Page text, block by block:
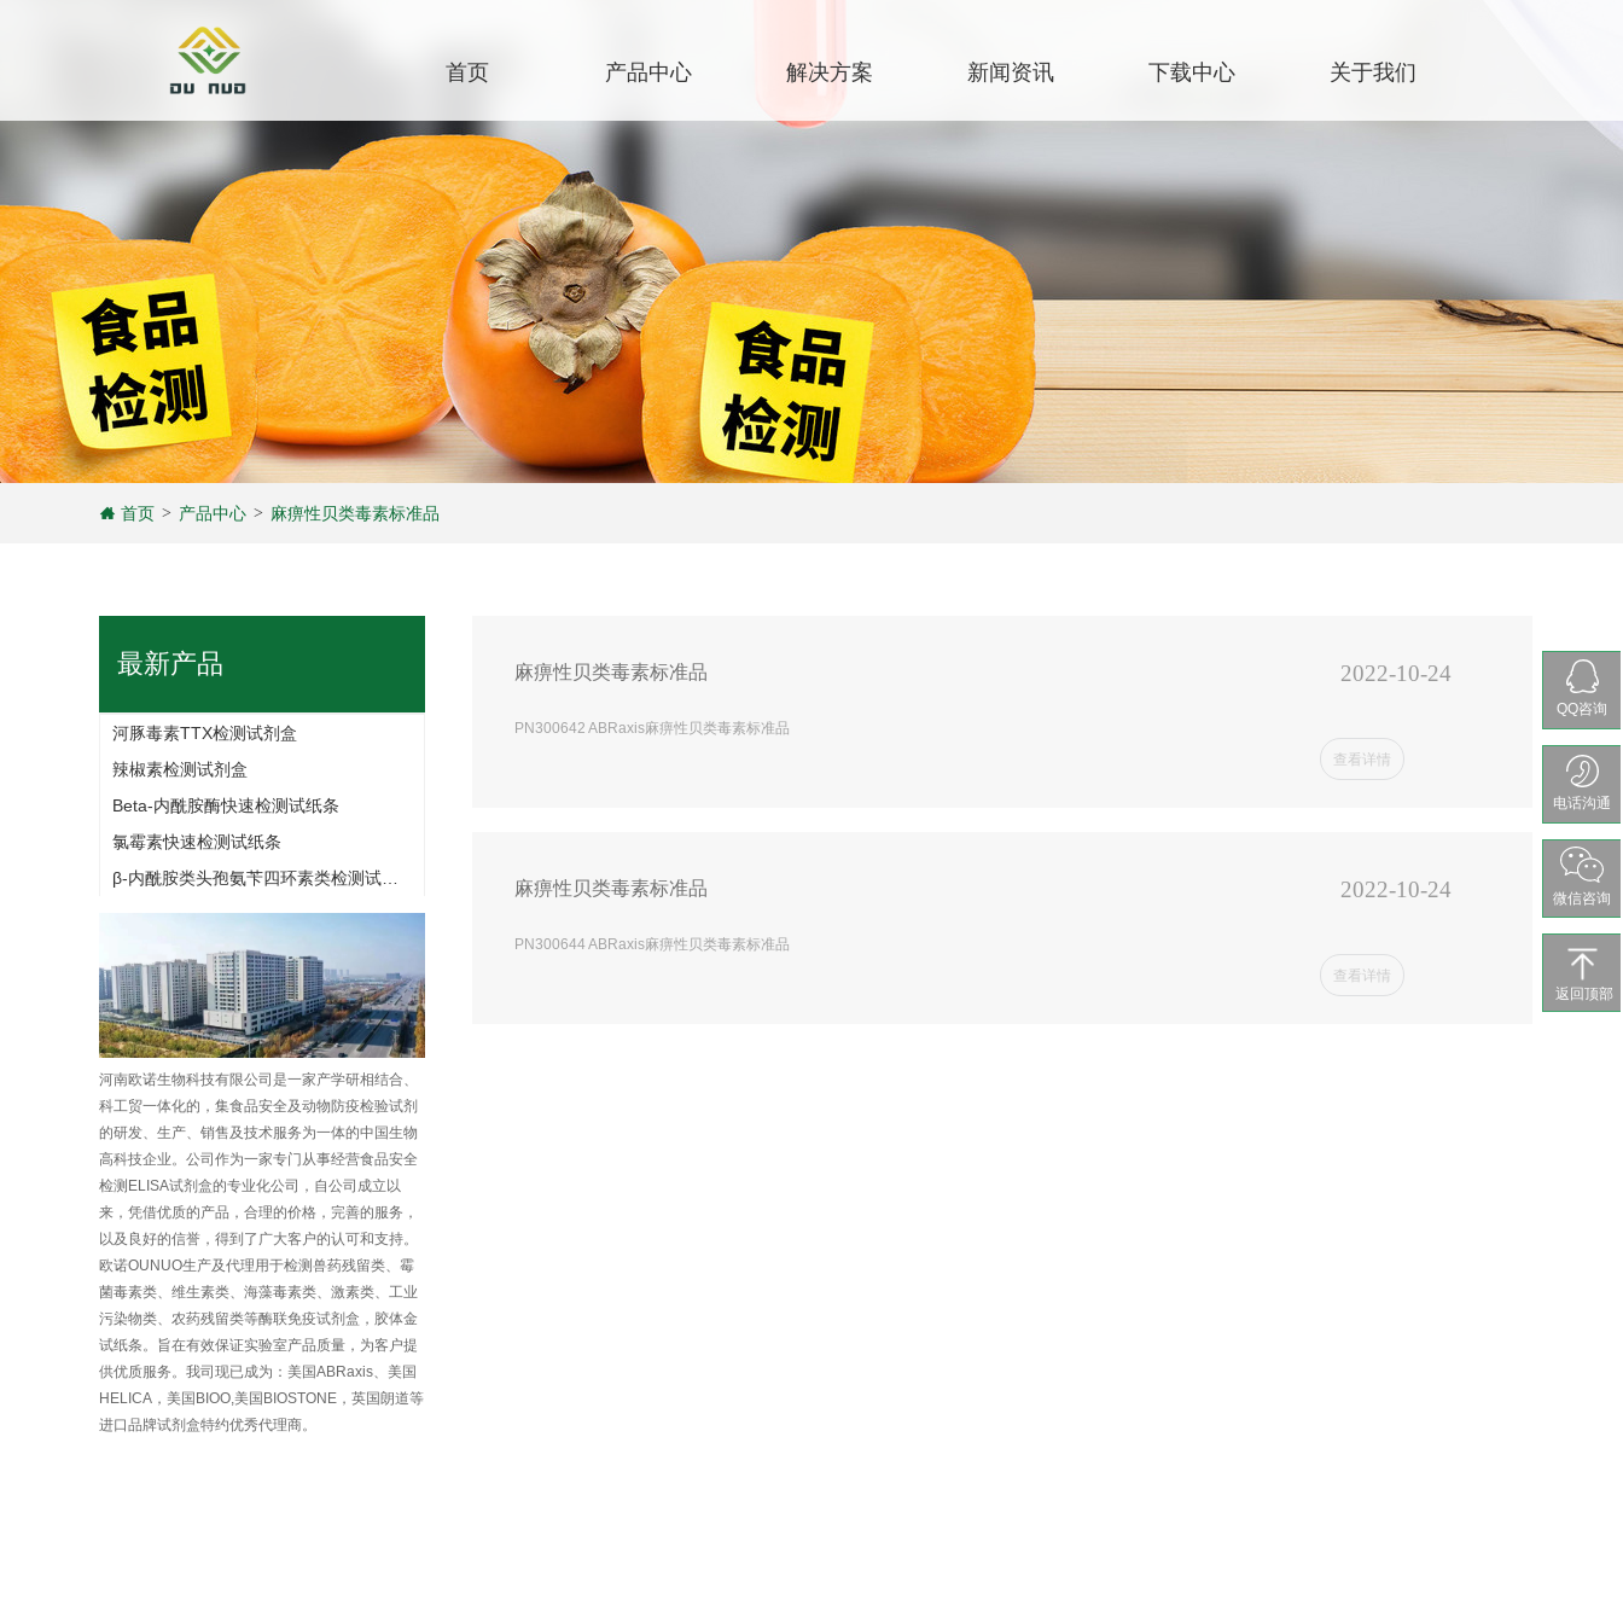
首页 产品中心 解决方案 新闻资讯 下载中心 关于我们
QQ咨询
电话沟通
微信咨询
返回顶部
首页 > 产品中心 > 麻痹性贝类毒素标准品
麻痹性贝类毒素标准品
PN300642 ABRaxis麻痹性贝类毒素标准品
2022-10-24
查看详情
麻痹性贝类毒素标准品
PN300644 ABRaxis麻痹性贝类毒素标准品
2022-10-24
查看详情
最新产品
河豚毒素TTX检测试剂盒
辣椒素检测试剂盒
Beta-内酰胺酶快速检测试纸条
氯霉素快速检测试纸条
β-内酰胺类头孢氨苄四环素类检测试纸条
河南欧诺生物科技有限公司是一家产学研相结合、
科工贸一体化的，集食品安全及动物防疫检验试剂
的研发、生产、销售及技术服务为一体的中国生物
高科技企业。公司作为一家专门从事经营食品安全
检测ELISA试剂盒的专业化公司，自公司成立以
来，凭借优质的产品，合理的价格，完善的服务，
以及良好的信誉，得到了广大客户的认可和支持。
欧诺OUNUO生产及代理用于检测兽药残留类、霉
菌毒素类、维生素类、海藻毒素类、激素类、工业
污染物类、农药残留类等酶联免疫试剂盒，胶体金
试纸条。旨在有效保证实验室产品质量，为客户提
供优质服务。我司现已成为：美国ABRaxis、美国
HELICA，美国BIOO,美国BIOSTONE，英国朗道等
进口品牌试剂盒特约优秀代理商。